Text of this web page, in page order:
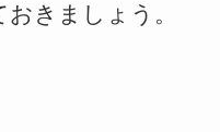
きましょう。